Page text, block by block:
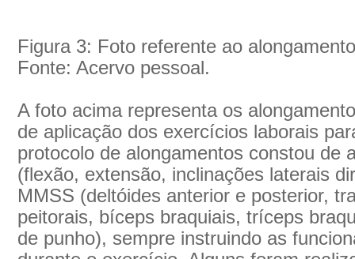
Figura 3: Foto referente ao
Fonte: Acervo pessoal.
A foto acima representa os
de aplicação dos exercícios laborais
protocolo de alongamentos constou de
(flexão, extensão, inclinações laterais
MMSS (deltóides anterior e posterior,
peitorais, bíceps braquiais, tríceps
de punho), sempre instruindo as